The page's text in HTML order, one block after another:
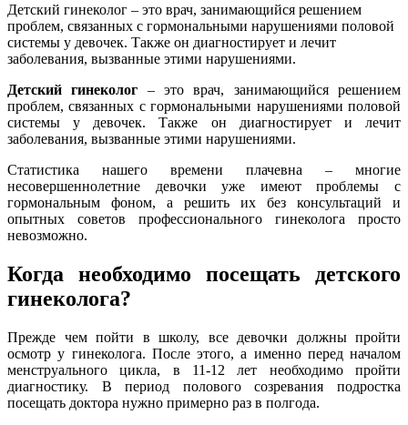
Детский гинеколог – это врач, занимающийся решением
проблем, связанных с гормональными нарушениями половой
системы у девочек. Также он диагностирует и лечит
заболевания, вызванные этими нарушениями.
Детский гинеколог – это врач, занимающийся решением
проблем, связанных с гормональными нарушениями половой
системы у девочек. Также он диагностирует и лечит
заболевания, вызванные этими нарушениями.
Статистика нашего времени плачевна – многие
несовершеннолетние девочки уже имеют проблемы с
гормональным фоном, а решить их без консультаций и
опытных советов профессионального гинеколога просто
невозможно.
Когда необходимо посещать детского
гинеколога?
Прежде чем пойти в школу, все девочки должны пройти
осмотр у гинеколога. После этого, а именно перед началом
менструального цикла, в 11-12 лет необходимо пройти
диагностику. В период полового созревания подростка
посещать доктора нужно примерно раз в полгода.